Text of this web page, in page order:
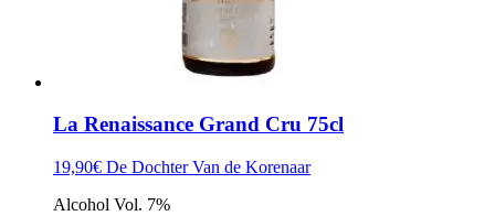
La Renaissance Grand Cru 75cl
19,90€ De Dochter Van de Korenaar
Alcohol Vol. 7%